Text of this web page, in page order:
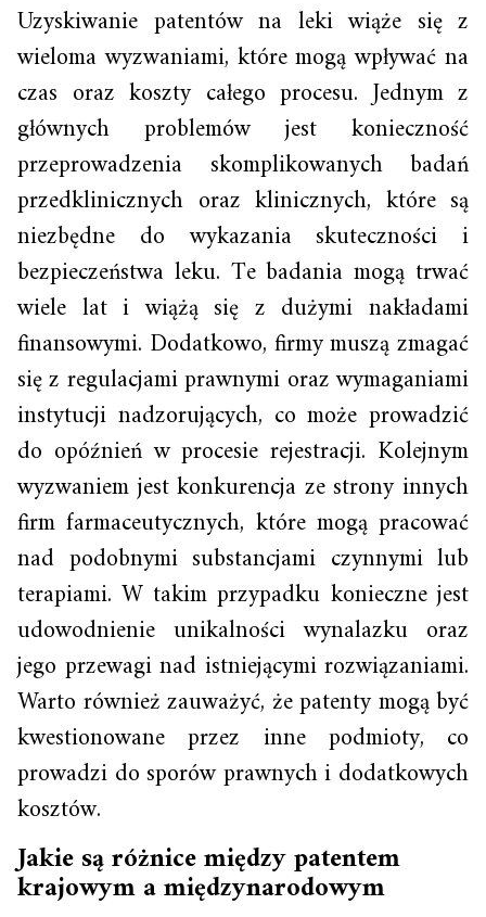
Uzyskiwanie patentów na leki wiąże się z
wieloma wyzwaniami, które mogą wpływać na
czas oraz koszty całego procesu. Jednym z
głównych problemów jest konieczność
przeprowadzenia skomplikowanych badań
przedklinicznych oraz klinicznych, które są
niezbędne do wykazania skuteczności i
bezpieczeństwa leku. Te badania mogą trwać
wiele lat i wiążą się z dużymi nakładami
finansowymi. Dodatkowo, firmy muszą zmagać
się z regulacjami prawnymi oraz wymaganiami
instytucji nadzorujących, co może prowadzić
do opóźnień w procesie rejestracji. Kolejnym
wyzwaniem jest konkurencja ze strony innych
firm farmaceutycznych, które mogą pracować
nad podobnymi substancjami czynnymi lub
terapiami. W takim przypadku konieczne jest
udowodnienie unikalności wynalazku oraz
jego przewagi nad istniejącymi rozwiązaniami.
Warto również zauważyć, że patenty mogą być
kwestionowane przez inne podmioty, co
prowadzi do sporów prawnych i dodatkowych
kosztów.
Jakie są różnice między patentem
krajowym a międzynarodowym